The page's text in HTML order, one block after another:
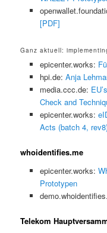
[PDF]
Ganz aktuell:
epicenter.works:
hpi.de: Anja
media.ccc.de:
Check and
epicenter.works:
Acts (batch 4,
whoidentifies.me
epicenter.works:
Prototypen
Telekom